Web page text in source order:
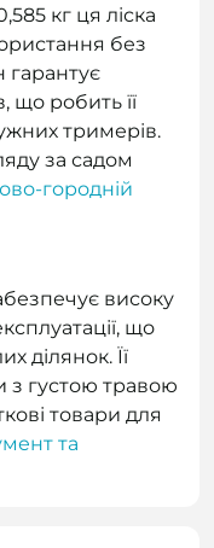
кг ця ліска
без
гарантує
що робить її
тримерів.
за садом
городній
високу
що
ділянок. Її
з густою травою
товари для
та